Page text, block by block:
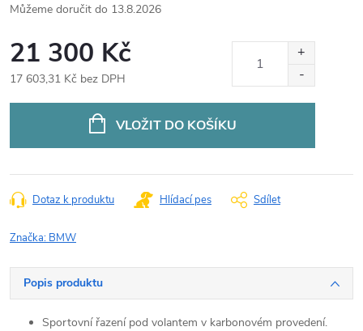
13.8.2026
21 300 Kč
17 603,31 Kč bez DPH
VLOŽIT DO KOŠÍKU
Dotaz k produktu Hlídací pes Sdílet
Značka: BMW
Popis produktu
Sportovní řazení pod volantem v karbonovém provedení.